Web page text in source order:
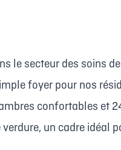
le secteur des soins
foyer pour nos
confortables et
verdure, un cadre idéal